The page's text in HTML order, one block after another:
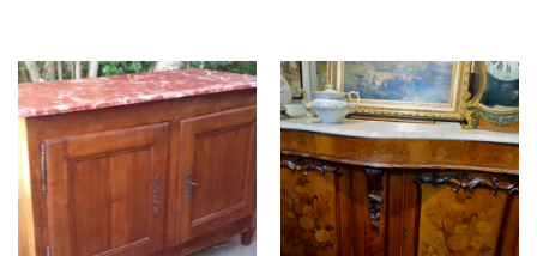
RUPTURE DE STOCK RUPTURE DE STOCK